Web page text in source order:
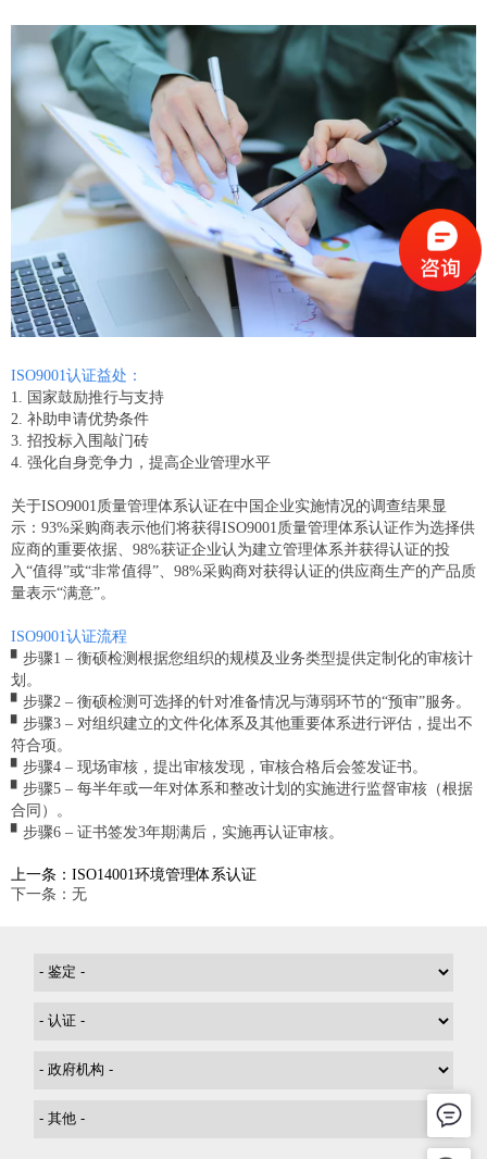
ISO9001认证益处：
1. 国家鼓励推行与支持
2. 补助申请优势条件
3. 招投标入围敲门砖
4. 强化自身竞争力，提高企业管理水平
关于ISO9001质量管理体系认证在中国企业实施情况的调查结果显
示：93%采购商表示他们将获得ISO9001质量管理体系认证作为选择供
应商的重要依据、98%获证企业认为建立管理体系并获得认证的投
入“值得”或“非常值得”、98%采购商对获得认证的供应商生产的产品质
量表示“满意”。
ISO9001认证流程
▘步骤1 – 衡硕检测根据您组织的规模及业务类型提供定制化的审核计
划。
▘步骤2 – 衡硕检测可选择的针对准备情况与薄弱环节的“预审”服务。
▘步骤3 – 对组织建立的文件化体系及其他重要体系进行评估，提出不
符合项。
▘步骤4 – 现场审核，提出审核发现，审核合格后会签发证书。
▘步骤5 – 每半年或一年对体系和整改计划的实施进行监督审核（根据
合同）。
▘步骤6 – 证书签发3年期满后，实施再认证审核。
上一条：ISO14001环境管理体系认证
下一条：无